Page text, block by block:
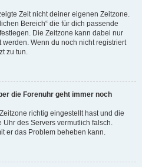
Zeit nicht deiner eigenen Zeitzone.
Bereich“ die für dich passende
Die Zeitzone kann dabei nur
Wenn du noch nicht registriert
zu tun.
die Forenuhr geht immer noch
richtig eingestellt hast und die
Uhr des Servers vermutlich falsch.
er das Problem beheben kann.